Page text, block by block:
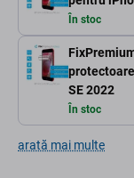
În stoc
protectoare
SE 2022
În stoc
arată mai multe